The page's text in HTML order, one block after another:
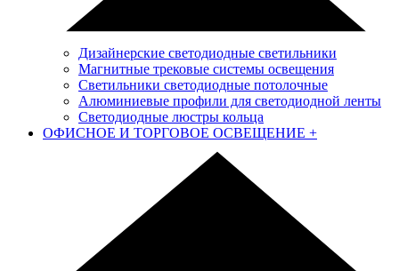
Дизайнерские светодиодные светильники
Магнитные трековые системы освещения
Светильники светодиодные потолочные
Алюминиевые профили для светодиодной ленты
Светодиодные люстры кольца
ОФИСНОЕ И ТОРГОВОЕ ОСВЕЩЕНИЕ +